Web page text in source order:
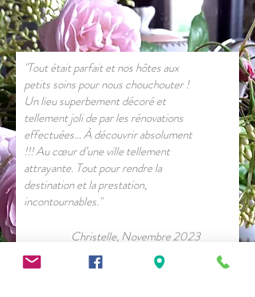
"Tout était parfait et nos hôtes aux
petits soins pour nous chouchouter !
Un lieu superbement décoré et
tellement joli de par les rénovations
effectuées… À découvrir absolument
!!! Au cœur d’une ville tellement
attrayante. Tout pour rendre la
destination et la prestation,
incontournables."
Christelle, Novembre 2023